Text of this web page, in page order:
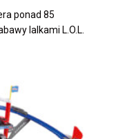
ponad 85
lalkami L.O.L.